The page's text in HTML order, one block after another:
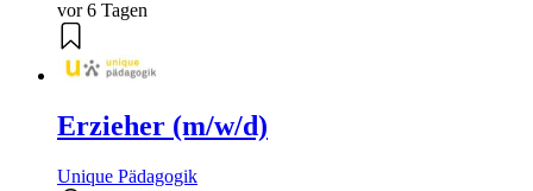
vor 6 Tagen
Erzieher (m/w/d)
Unique Pädagogik